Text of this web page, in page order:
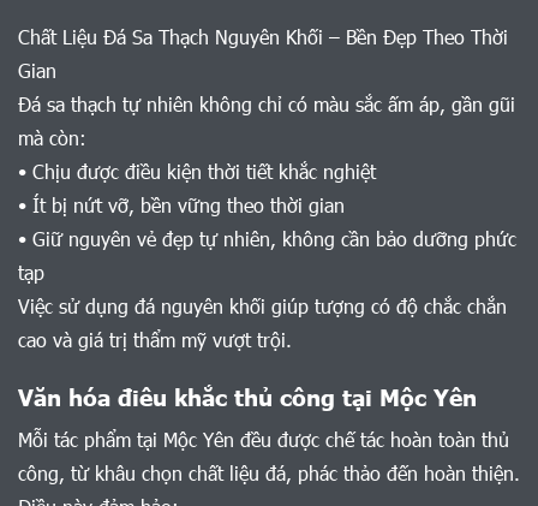
Chất Liệu Đá Sa Thạch Nguyên Khối – Bền Đẹp Theo Thời
Gian
Đá sa thạch tự nhiên không chỉ có màu sắc ấm áp, gần gũi
mà còn:
• Chịu được điều kiện thời tiết khắc nghiệt
• Ít bị nứt vỡ, bền vững theo thời gian
• Giữ nguyên vẻ đẹp tự nhiên, không cần bảo dưỡng phức
tạp
Việc sử dụng đá nguyên khối giúp tượng có độ chắc chắn
cao và giá trị thẩm mỹ vượt trội.
Văn hóa điêu khắc thủ công tại Mộc Yên
Mỗi tác phẩm tại Mộc Yên đều được chế tác hoàn toàn thủ
công, từ khâu chọn chất liệu đá, phác thảo đến hoàn thiện.